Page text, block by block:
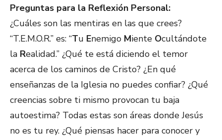
Preguntas para la Reflexión Personal:
¿Cuáles son las mentiras en las que crees?
“T.E.M.O.R.” es: “Tu Enemigo Miente Ocultándote
la Realidad.” ¿Qué te está diciendo el temor
acerca de los caminos de Cristo? ¿En qué
enseñanzas de la Iglesia no puedes confiar? ¿Qué
creencias sobre ti mismo provocan tu baja
autoestima? Todas estas son áreas donde Jesús
no es tu rey. ¿Qué piensas hacer para conocer y